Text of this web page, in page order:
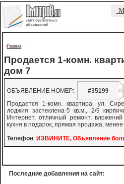
->Главная - -
Продается 1-комн.
дом 7
ОБЪЯВЛЕНИЕ НОМЕР:
#35199
Продается 1-комн. квартира, ул.
лоджия застеклена-5 кв.м., 2/9
Интернет, отличный ремонт,
кухня в подарок, прямая продажа,
Телефон: ИЗВИНИТЕ, Объявление
Последние добавления на сайт: